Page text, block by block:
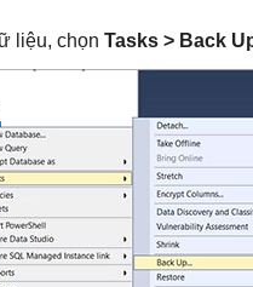
liệu, chọn Tasks > Back